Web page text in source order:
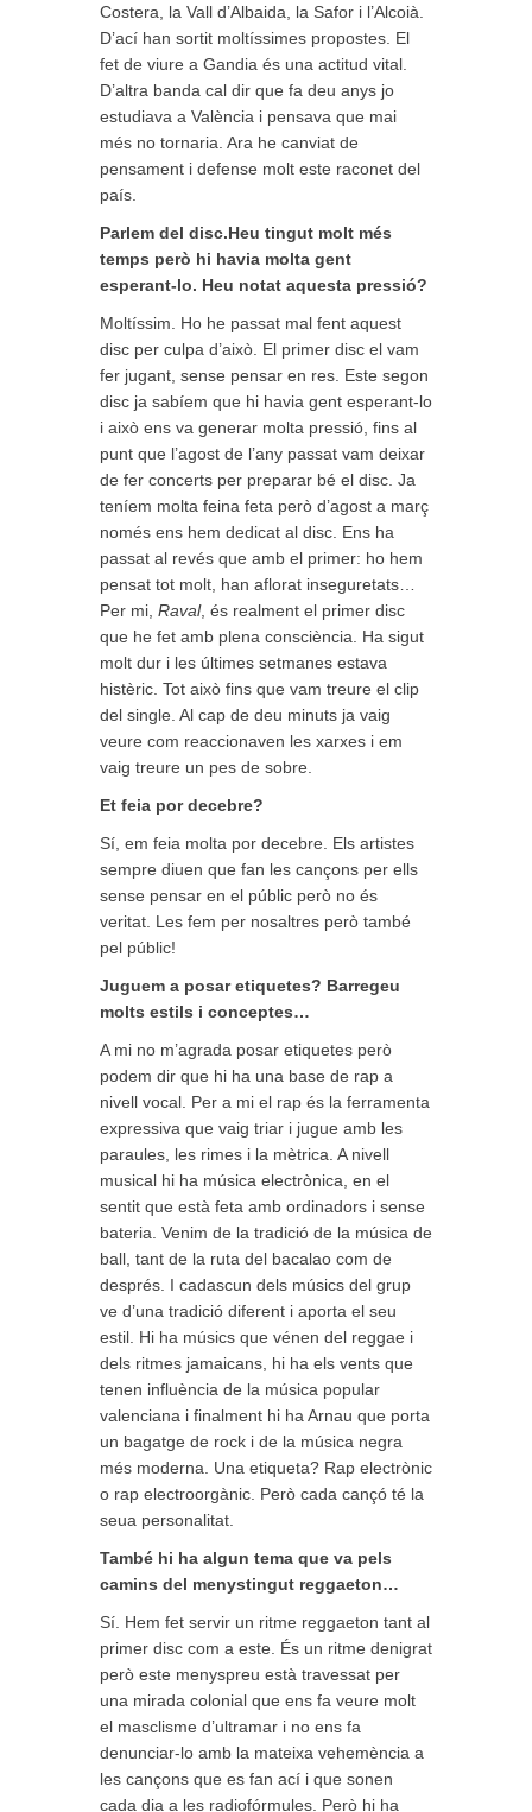
Costera, la Vall d’Albaida, la Safor i l’Alcoià.
D’ací han sortit moltíssimes propostes. El
fet de viure a Gandia és una actitud vital.
D’altra banda cal dir que fa deu anys jo
estudiava a València i pensava que mai
més no tornaria. Ara he canviat de
pensament i defense molt este raconet del
país.
Parlem del disc.Heu tingut molt més
temps però hi havia molta gent
esperant-lo. Heu notat aquesta pressió?
Moltíssim. Ho he passat mal fent aquest
disc per culpa d’això. El primer disc el vam
fer jugant, sense pensar en res. Este segon
disc ja sabíem que hi havia gent esperant-lo
i això ens va generar molta pressió, fins al
punt que l’agost de l’any passat vam deixar
de fer concerts per preparar bé el disc. Ja
teníem molta feina feta però d’agost a març
només ens hem dedicat al disc. Ens ha
passat al revés que amb el primer: ho hem
pensat tot molt, han aflorat inseguretats…
Per mi, Raval, és realment el primer disc
que he fet amb plena consciència. Ha sigut
molt dur i les últimes setmanes estava
histèric. Tot això fins que vam treure el clip
del single. Al cap de deu minuts ja vaig
veure com reaccionaven les xarxes i em
vaig treure un pes de sobre.
Et feia por decebre?
Sí, em feia molta por decebre. Els artistes
sempre diuen que fan les cançons per ells
sense pensar en el públic però no és
veritat. Les fem per nosaltres però també
pel públic!
Juguem a posar etiquetes? Barregeu
molts estils i conceptes…
A mi no m’agrada posar etiquetes però
podem dir que hi ha una base de rap a
nivell vocal. Per a mi el rap és la ferramenta
expressiva que vaig triar i jugue amb les
paraules, les rimes i la mètrica. A nivell
musical hi ha música electrònica, en el
sentit que està feta amb ordinadors i sense
bateria. Venim de la tradició de la música de
ball, tant de la ruta del bacalao com de
després. I cadascun dels músics del grup
ve d’una tradició diferent i aporta el seu
estil. Hi ha músics que vénen del reggae i
dels ritmes jamaicans, hi ha els vents que
tenen influència de la música popular
valenciana i finalment hi ha Arnau que porta
un bagatge de rock i de la música negra
més moderna. Una etiqueta? Rap electrònic
o rap electroorgànic. Però cada cançó té la
seua personalitat.
També hi ha algun tema que va pels
camins del menystingut reggaeton…
Sí. Hem fet servir un ritme reggaeton tant al
primer disc com a este. És un ritme denigrat
però este menyspreu està travessat per
una mirada colonial que ens fa veure molt
el masclisme d’ultramar i no ens fa
denunciar-lo amb la mateixa vehemència a
les cançons que es fan ací i que sonen
cada dia a les radiofórmules. Però hi ha